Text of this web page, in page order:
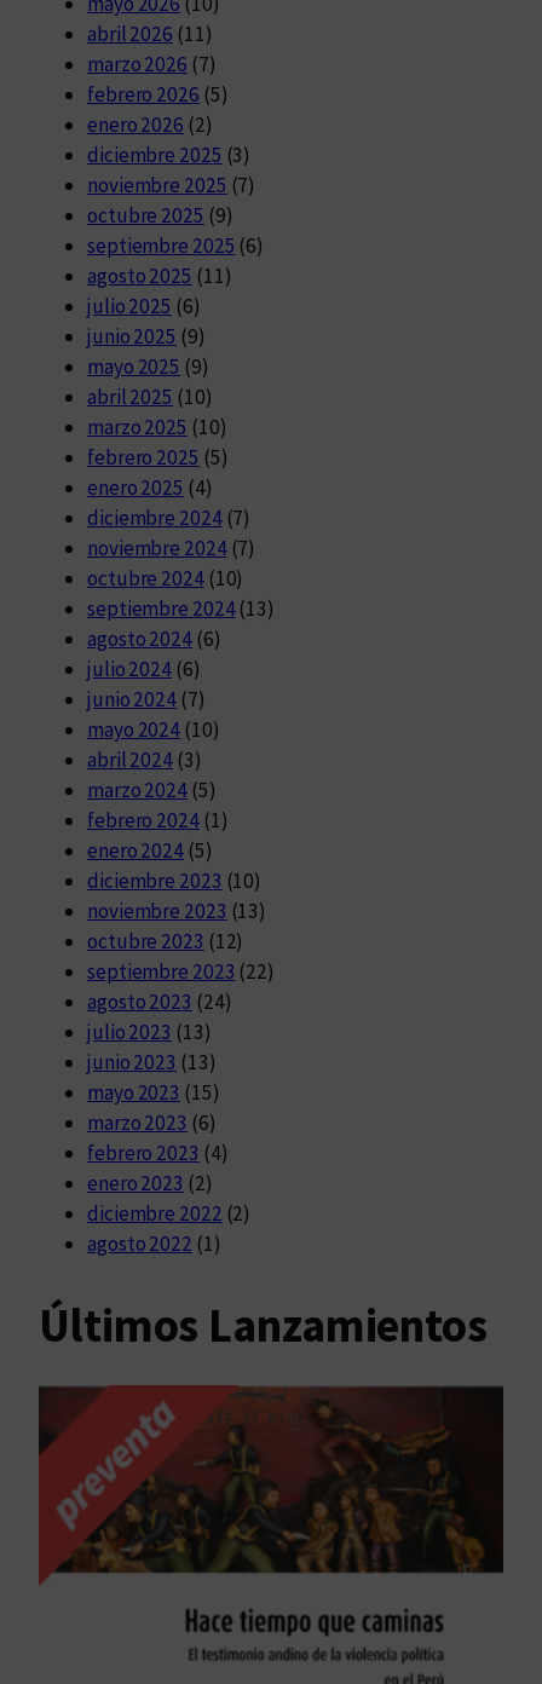
abril 2026 (11)
marzo 2026 (7)
febrero 2026 (5)
enero 2026 (2)
diciembre 2025 (3)
noviembre 2025 (7)
octubre 2025 (9)
septiembre 2025 (6)
agosto 2025 (11)
julio 2025 (6)
junio 2025 (9)
mayo 2025 (9)
abril 2025 (10)
marzo 2025 (10)
febrero 2025 (5)
enero 2025 (4)
diciembre 2024(7)
noviembre 2024(7)
octubre 2024(10)
septiembre 2024(13)
agosto 2024(6)
julio 2024 (6)
junio 2024 (7)
mayo 2024 (10)
abril 2024 (3)
marzo 2024 (5)
febrero 2024(1)
enero 2024 (5)
diciembre 2023 (10)
noviembre 2023 (13)
octubre 2023 (12)
septiembre 2023 (22)
agosto 2023 (24)
julio 2023 (13)
junio 2023 (13)
mayo 2023 (15)
marzo 2023 (6)
febrero 2023 (4)
enero 2023 (2)
diciembre 2022 (2)
agosto 2022 (1)
Últimos Lanzamientos